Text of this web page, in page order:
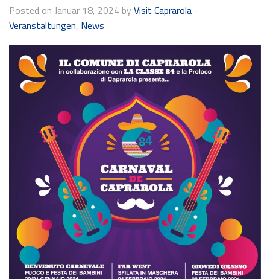
Posted on Januar 18, 2024 by Visit Caprarola -
Veranstaltungen, News